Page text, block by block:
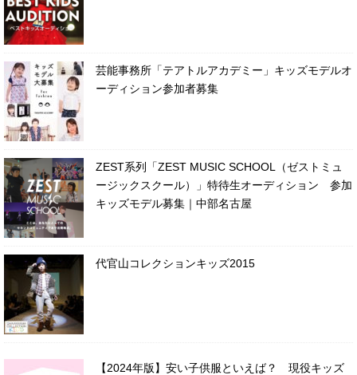
芸能事務所「テアトルアカデミー」キッズモデルオ
ーディション参加者募集
ZEST系列「ZEST MUSIC SCHOOL（ゼストミュ
ージックスクール）」特待生オーディション 参加
キッズモデル募集｜中部名古屋
代官山コレクションキッズ2015
【2024年版】安い子供服といえば？ 現役キッズ